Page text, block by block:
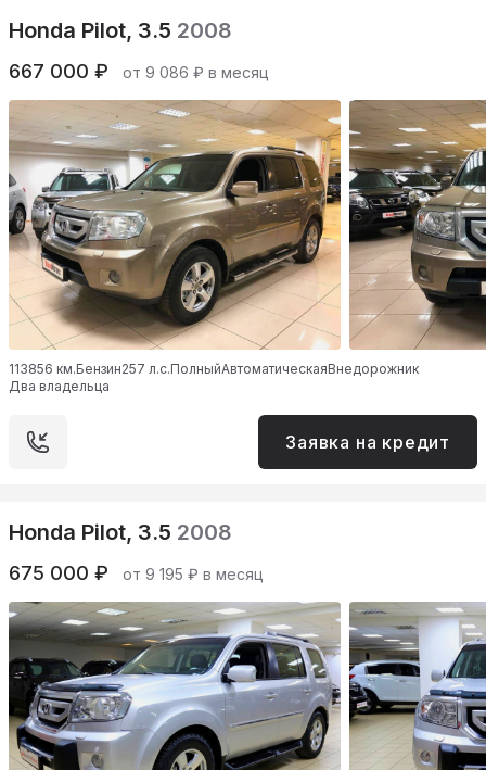
Honda Pilot, 3.5 2008
667 000 ₽ от 9 086 ₽ в месяц
113856 км.Бензин257 л.с.ПолныйАвтоматическаяВнедорожник
Два владельца
Заявка на кредит
Honda Pilot, 3.5 2008
675 000 ₽ от 9 195 ₽ в месяц